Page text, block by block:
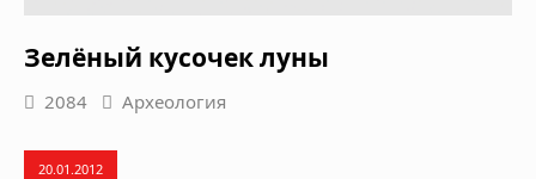
Зелёный кусочек луны
2084 Археология
20.01.2012